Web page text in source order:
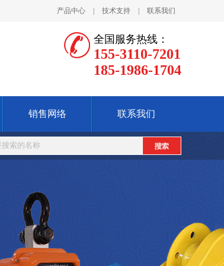
产品中心 技术支持 联系我们
全国服务热线：
155-3110-7201
185-1986-1704
销售网络 联系我们